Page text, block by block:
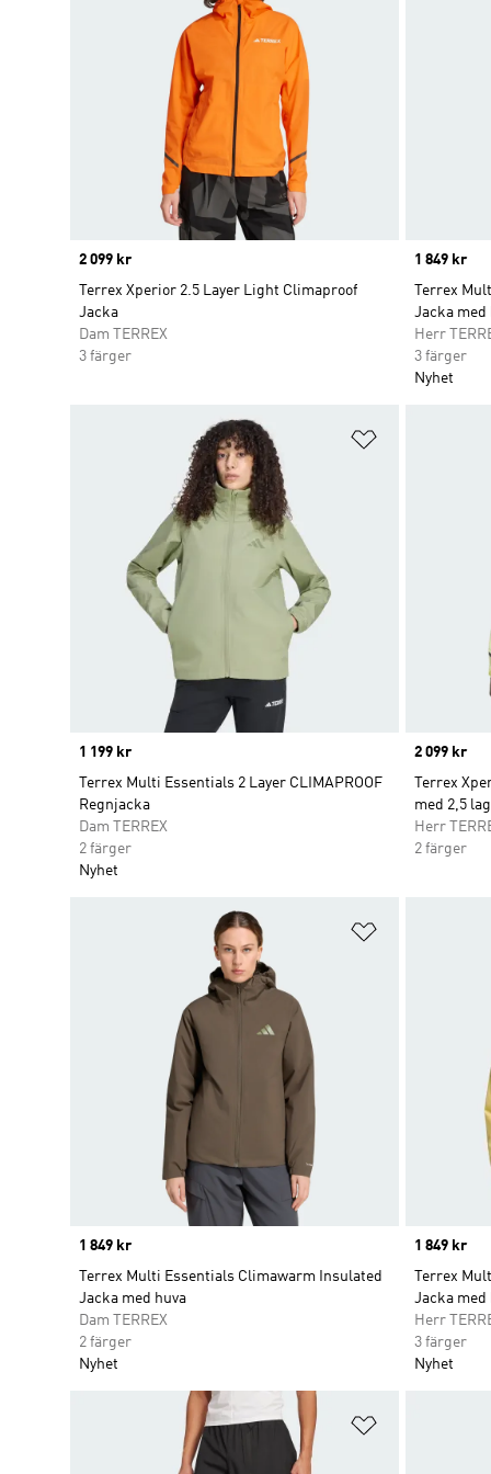
Price
2 099 kr
Terrex Xperior 2.5 Layer Light Climaproof
Jacka
Dam TERREX
3 färger
Price
1 849 kr
Terrex
Jacka med
Herr
3 färger
Nyhet
Lägg till på
Price
1 199 kr
Terrex Multi Essentials 2 Layer CLIMAPROOF
Regnjacka
Dam TERREX
2 färger
Nyhet
Price
2 099 kr
Terrex
med 2,5
Herr
2 färger
Lägg till på
Price
1 849 kr
Terrex Multi Essentials Climawarm Insulated
Jacka med huva
Dam TERREX
2 färger
Nyhet
Price
1 849 kr
Terrex
Jacka med
Herr
3 färger
Nyhet
Lägg till på